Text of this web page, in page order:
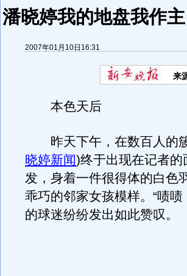
潘晓婷我的地盘我作
2007年01月10日16:31
来
本色天后
昨天下午，在数百人的簇
晓婷新闻)终于出现在记者
发，身着一件很得体的白色
乖巧的邻家女孩模样。“啧
的球迷纷纷发出如此赞叹。